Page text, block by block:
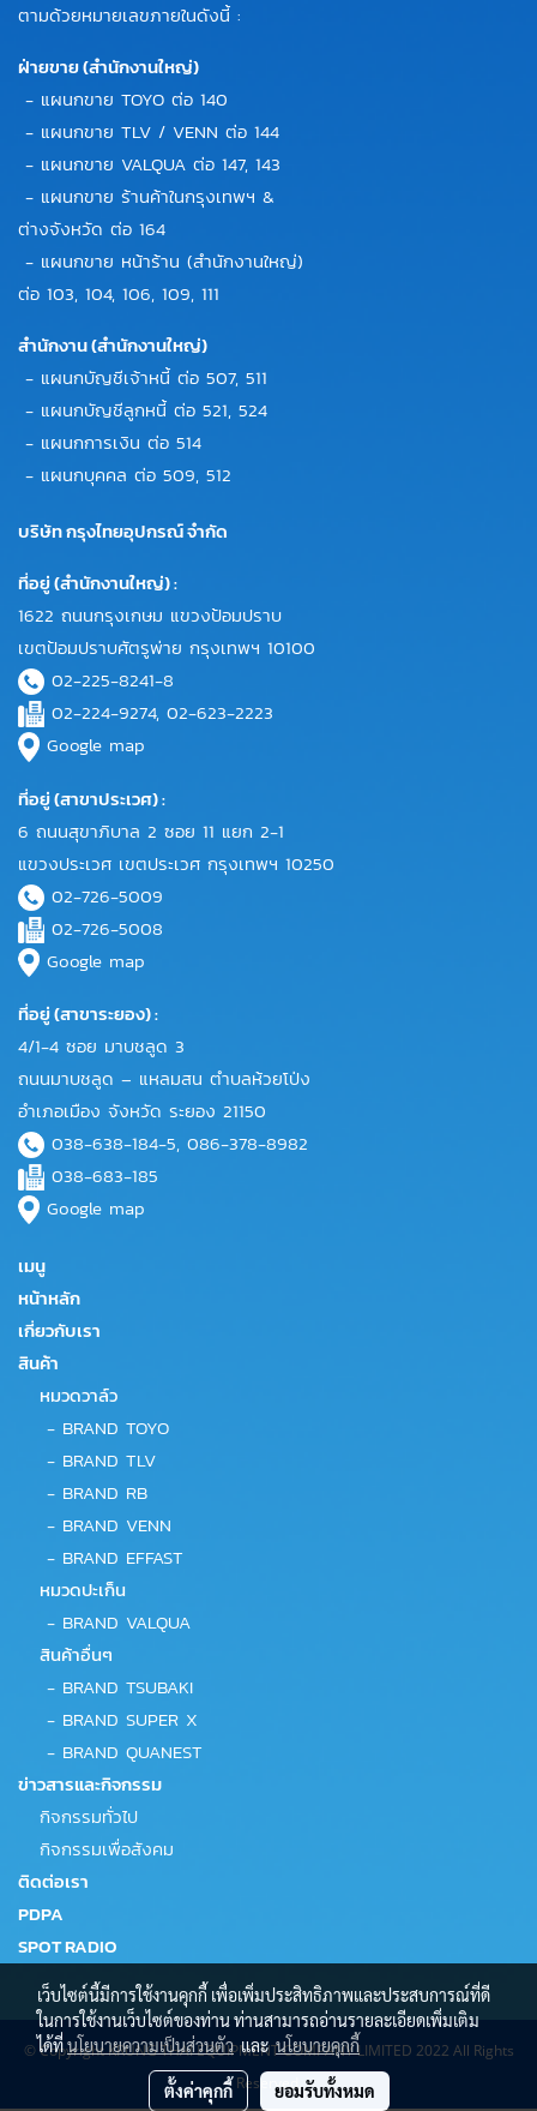
ตามด้วยหมายเลขภายในดังนี้ :
ฝ่ายขาย (สำนักงานใหญ่)
- แผนกขาย TOYO ต่อ 140
- แผนกขาย TLV / VENN ต่อ 144
- แผนกขาย VALQUA ต่อ 147, 143
- แผนกขาย ร้านค้าในกรุงเทพฯ &
ต่างจังหวัด ต่อ 164
- แผนกขาย หน้าร้าน (สำนักงานใหญ่)
ต่อ 103, 104, 106, 109, 111
สำนักงาน (สำนักงานใหญ่)
- แผนกบัญชีเจ้าหนี้ ต่อ 507, 511
- แผนกบัญชีลูกหนี้ ต่อ 521, 524
- แผนกการเงิน ต่อ 514
- แผนกบุคคล ต่อ 509, 512
บริษัท กรุงไทยอุปกรณ์ จำกัด
ที่อยู่ (สำนักงานใหญ่) :
1622 ถนนกรุงเกษม แขวงป้อมปราบ
เขตป้อมปราบศัตรูพ่าย กรุงเทพฯ 10100
02-225-8241-8
02-224-9274, 02-623-2223
Google map
ที่อยู่ (สาขาประเวศ) :
6 ถนนสุขาภิบาล 2 ซอย 11 แยก 2-1
แขวงประเวศ เขตประเวศ กรุงเทพฯ 10250
02-726-5009
02-726-5008
Google map
ที่อยู่ (สาขาระยอง) :
4/1-4 ซอย มาบชลูด 3
ถนนมาบชลูด – แหลมสน ตำบลห้วยโป่ง
อำเภอเมือง จังหวัด ระยอง 21150
038-638-184-5, 086-378-8982
038-683-185
Google map
เมนู
หน้าหลัก
เกี่ยวกับเรา
สินค้า
หมวดวาล์ว
- BRAND TOYO
- BRAND TLV
- BRAND RB
- BRAND VENN
- BRAND EFFAST
หมวดปะเก็น
- BRAND VALQUA
สินค้าอื่นๆ
- BRAND TSUBAKI
- BRAND SUPER X
- BRAND QUANEST
ข่าวสารและกิจกรรม
กิจกรรมทั่วไป
กิจกรรมเพื่อสังคม
ติดต่อเรา
PDPA
SPOT RADIO
© Copyright KRUNG THAI EQUIPMENT COMPANY LIMITED 2022 All Rights
Reserved.
เว็บไซต์นี้มีการใช้งานคุกกี้ เพื่อเพิ่มประสิทธิภาพและประสบการณ์ที่ดี
ในการใช้งานเว็บไซต์ของท่าน ท่านสามารถอ่านรายละเอียดเพิ่มเติม
ได้ที่นโยบายความเป็นส่วนตัวและนโยบายคุกกี้
ตั้งค่าคุกกี้ ยอมรับทั้งหมด